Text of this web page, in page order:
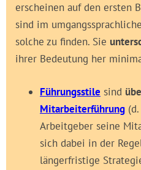
erscheinen auf den ersten
sind im
solche zu finden. Sie
ihrer Bedeutung her
Führungsstile sind
Mitarbeiterführung
Arbeitgeber seine
sich dabei in der
längerfristige